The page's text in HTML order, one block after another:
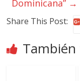
Dominicana” →
Share This Post: